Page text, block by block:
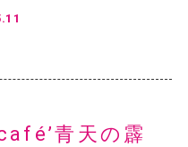
青天の霹